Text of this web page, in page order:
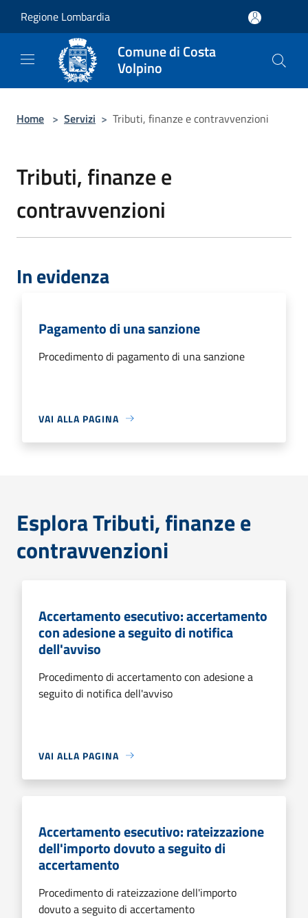
Regione Lombardia
Comune di Costa
Volpino
Home > Servizi > Tributi, finanze e contravvenzioni
Tributi, finanze e
contravvenzioni
In evidenza
Pagamento di una sanzione
Procedimento di pagamento di una sanzione
VAI ALLA PAGINA
Esplora Tributi, finanze e
contravvenzioni
Accertamento esecutivo: accertamento
con adesione a seguito di notifica
dell'avviso
Procedimento di accertamento con adesione a
seguito di notifica dell'avviso
VAI ALLA PAGINA
Accertamento esecutivo: rateizzazione
dell'importo dovuto a seguito di
accertamento
Procedimento di rateizzazione dell'importo
dovuto a seguito di accertamento